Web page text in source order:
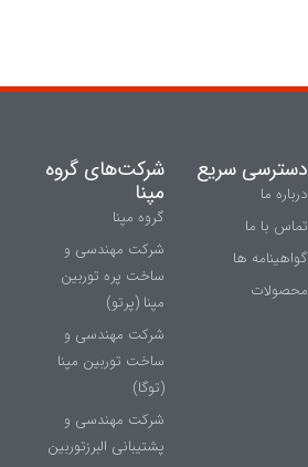
دسترسی سریع
درباره ما
تماس با ما
گواهینامه ها
محصولات
شركت‌های گروه
مپنا
گروه مپنا
شرکت مهندسی و
ساخت پره‌ توربین
مپنا (پرتو)
شركت مهندسی و
ساخت توربين مپنا
(توگا)
شركت مهندسی و
پشتيبانی البرزتوربين